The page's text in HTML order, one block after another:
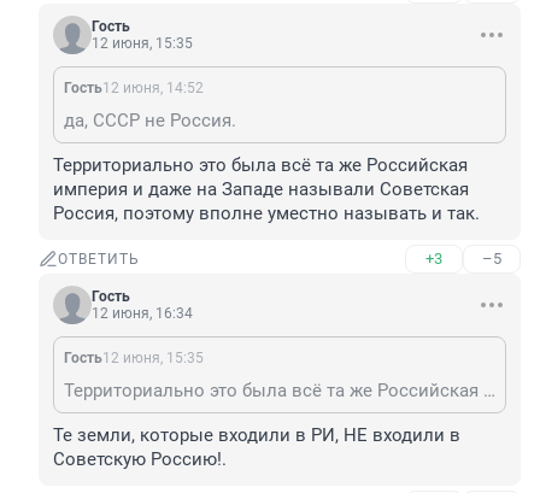
Гость
12 июня, 15:35
Гость12 июня, 14:52
да, СССР не Россия.
Территориально это была всё та же Российская
империя и даже на Западе называли Советская
Россия, поэтому вполне уместно называть и так.
ОТВЕТИТЬ +3 –5
Гость
12 июня, 16:34
Гость12 июня, 15:35
Территориально это была всё та же Российская империя и даже на Западе называли Советская Россия, поэтому вполне уместно называть и так.
Те земли, которые входили в РИ, НЕ входили в
Советскую Россию!.